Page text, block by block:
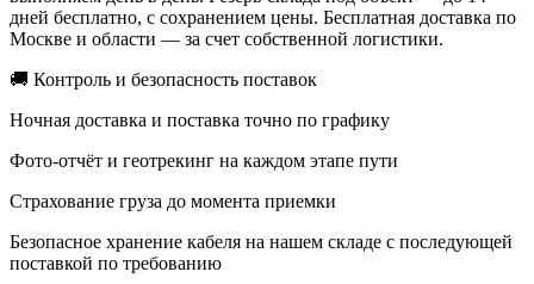
дней бесплатно, с сохранением цены. Бесплатная доставка по
Москве и области — за счет собственной логистики.
🚚 Контроль и безопасность поставок
Ночная доставка и поставка точно по графику
Фото-отчёт и геотрекинг на каждом этапе пути
Страхование груза до момента приемки
Безопасное хранение кабеля на нашем складе с последующей
поставкой по требованию